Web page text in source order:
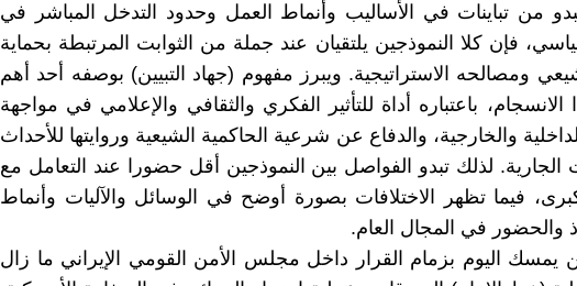
من تباينات في الأساليب وأنماط العمل وحدود التدخل المباشر في
فإن كلا النموذجين يلتقيان عند جملة من الثوابت المرتبطة بحماية
ومصالحه الاستراتيجية. ويبرز مفهوم (جهاد التبيين) بوصفه أحد أهم
الانسجام، باعتباره أداة للتأثير الفكري والثقافي والإعلامي في مواجهة
والخارجية، والدفاع عن شرعية الحاكمية الشيعية وروايتها للأحداث
الجارية. لذلك تبدو الفواصل بين النموذجين أقل حضورا عند التعامل مع
فيما تظهر الاختلافات بصورة أوضح في الوسائل والآليات وأنماط
والحضور في المجال العام.
يمسك اليوم بزمام القرار داخل مجلس الأمن القومي الإيراني ما زال